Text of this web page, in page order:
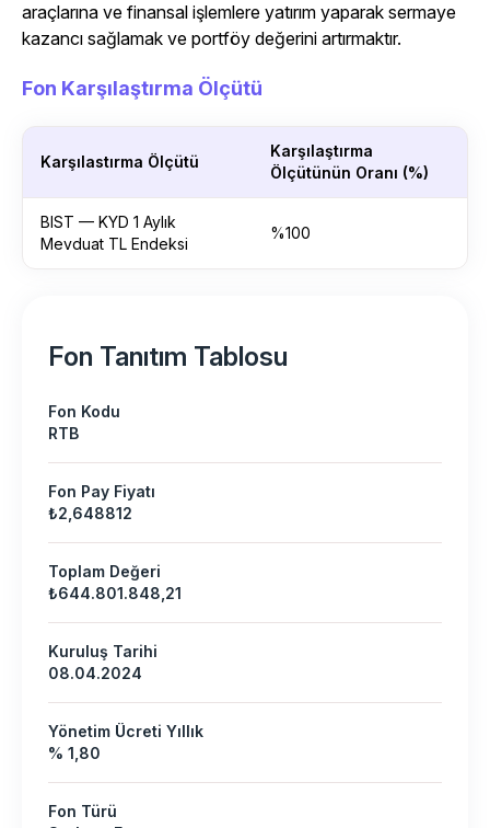
araçlarına ve finansal işlemlere yatırım yaparak sermaye
kazancı sağlamak ve portföy değerini artırmaktır.
Fon Karşılaştırma Ölçütü
Karşılastırma Ölçütü
Karşılaştırma
Ölçütünün Oranı (%)
BIST — KYD 1 Aylık
Mevduat TL Endeksi
%100
Fon Tanıtım Tablosu
Fon Kodu
RTB
Fon Pay Fiyatı
₺2,648812
Toplam Değeri
₺644.801.848,21
Kuruluş Tarihi
08.04.2024
Yönetim Ücreti Yıllık
% 1,80
Fon Türü